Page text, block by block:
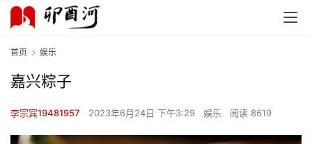
首页 娱乐
嘉兴粽子
李宗宾19481957 2023年6月24日 下午3:29 娱乐 阅读 8619